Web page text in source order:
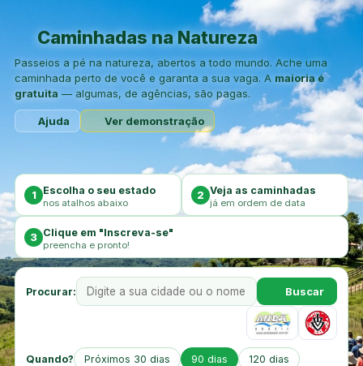
Caminhadas na Natureza
Passeios a pé na natureza, abertos a todo mundo. Ache uma
caminhada perto de você e garanta a sua vaga. A maioria é
gratuita — algumas, de agências, são pagas.
Ajuda Ver demonstração
1 Escolha o seu estado
nos atalhos abaixo
2 Veja as caminhadas
já em ordem de data
3 Clique em "Inscreva-se"
preencha e pronto!
Procurar: Buscar
Quando? Próximos 30 dias 90 dias
120 dias